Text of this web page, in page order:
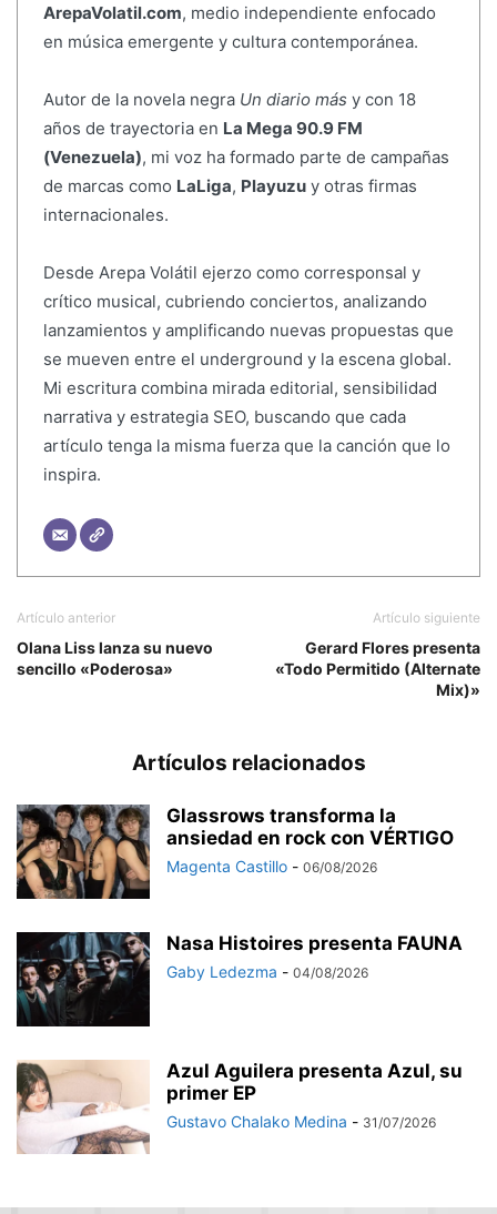
ArepaVolatil.com, medio independiente enfocado
en música emergente y cultura contemporánea.
Autor de la novela negra Un diario más y con 18
años de trayectoria en La Mega 90.9 FM
(Venezuela), mi voz ha formado parte de campañas
de marcas como LaLiga, Playuzuy otras firmas
internacionales.
Desde Arepa Volátil ejerzo como corresponsal y
crítico musical, cubriendo conciertos, analizando
lanzamientos y amplificando nuevas propuestas que
se mueven entre el underground y la escena global.
Mi escritura combina mirada editorial, sensibilidad
narrativa y estrategia SEO, buscando que cada
artículo tenga la misma fuerza que la canción que lo
inspira.
Artículo anterior
Olana Liss lanza su nuevo
sencillo «Poderosa»
Artículo siguiente
Gerard Flores presenta
«Todo Permitido (Alternate
Mix)»
Artículos relacionados
Glassrows transforma la
ansiedad en rock con VÉRTIGO
Magenta Castillo - 06/08/2026
Nasa Histoires presenta FAUNA
Gaby Ledezma - 04/08/2026
Azul Aguilera presenta Azul, su
primer EP
Gustavo Chalako Medina - 31/07/2026